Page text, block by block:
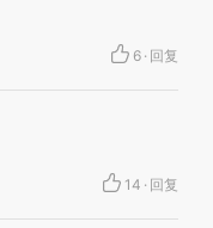
6 · 回复
14 · 回复